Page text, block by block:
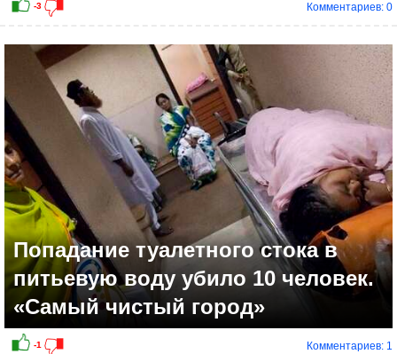
0
Комментариев: 0
Попадание туалетного стока в
питьевую воду убило 10 человек.
«Самый чистый город»
Комментариев: 1